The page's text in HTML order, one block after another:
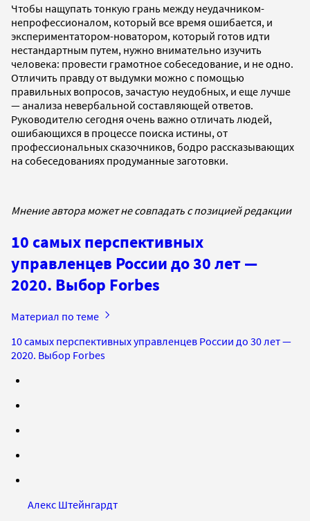
Чтобы нащупать тонкую грань между неудачником-
непрофессионалом, который все время ошибается, и
экспериментатором-новатором, который готов идти
нестандартным путем, нужно внимательно изучить
человека: провести грамотное собеседование, и не одно.
Отличить правду от выдумки можно с помощью
правильных вопросов, зачастую неудобных, и еще лучше
— анализа невербальной составляющей ответов.
Руководителю сегодня очень важно отличать людей,
ошибающихся в процессе поиска истины, от
профессиональных сказочников, бодро рассказывающих
на собеседованиях продуманные заготовки.
Мнение автора может не совпадать с позицией редакции
10 самых перспективных
управленцев России до 30 лет —
2020. Выбор Forbes
Материал по теме
10 самых перспективных управленцев России до 30 лет —
2020. Выбор Forbes
Алекс Штейнгардт